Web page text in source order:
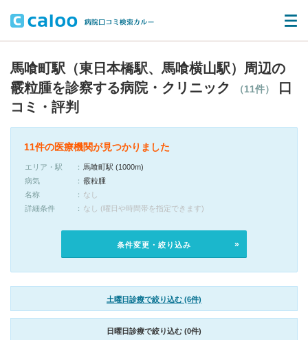
馬喰町駅（東日本橋駅、馬喰横山駅）周辺の
霰粒腫を診察する病院・クリニック
（11件）
口
コミ・評判
11件の医療機関が見つかりました
エリア・駅
馬喰町駅 (1000m)
病気
霰粒腫
名称
なし
詳細条件
なし (曜日や時間帯を指定できます)
条件変更・絞り込み
土曜日診療で絞り込む (6件)
日曜日診療で絞り込む (0件)